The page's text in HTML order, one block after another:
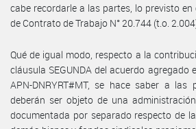
cabe recordarle a las partes, lo previsto
de Contrato de Trabajo N° 20.744 (t.o.
Qué de igual modo, respecto a la
cláusula SEGUNDA del acuerdo agregado
APN-DNRYRT#MT, se hace saber a
deberán ser objeto de una
documentada por separado respecto de